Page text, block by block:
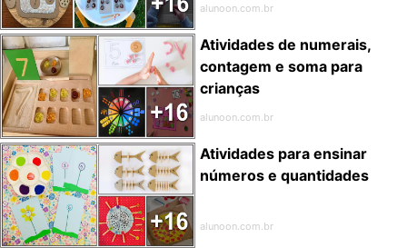
alunoon.com.br
Atividades de numerais,
contagem e soma para
crianças
alunoon.com.br
Atividades para ensinar
números e quantidades
alunoon.com.br